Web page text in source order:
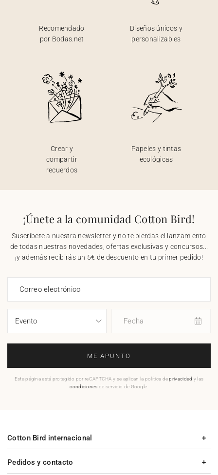
Recomendado
por Bodas.net
Diseños únicos y
personalizables
Crear y
compartir
recuerdos
Papeles y tintas
ecológicas
¡Únete a la comunidad Cotton Bird!
Suscríbete a nuestra newsletter y no te pierdas el lanzamiento
de todas nuestras novedades, ofertas exclusivas y concursos...
¡y además recibirás un 5€ de descuento en tu primer pedido!
Correo electrónico
Fecha
ME APUNTO
Esta página está protegido por reCAPTCHA y se aplican la política deprivacidad y las
condiciones de servicio de Google.
Pedidos y contacto
Cotton Bird internacional